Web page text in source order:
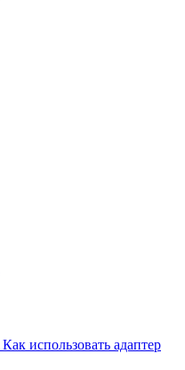
Как использовать адаптер